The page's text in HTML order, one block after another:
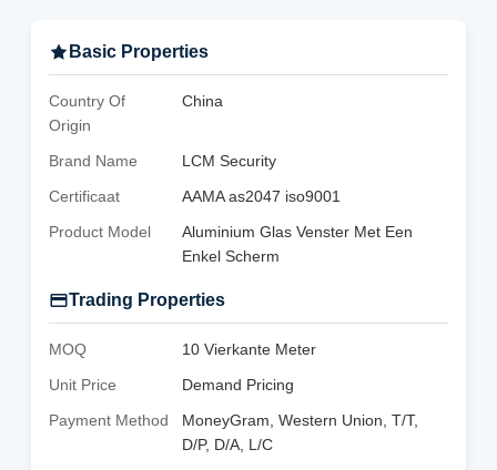
Basic Properties
Country Of
Origin
China
Brand Name
LCM Security
Certificaat
AAMA as2047 iso9001
Product Model
Aluminium Glas Venster Met Een
Enkel Scherm
Trading Properties
MOQ
10 Vierkante Meter
Unit Price
Demand Pricing
Payment Method
MoneyGram, Western Union, T/T,
D/P, D/A, L/C